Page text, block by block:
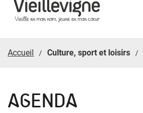
Accueil Culture, sport et loisirs
AGENDA